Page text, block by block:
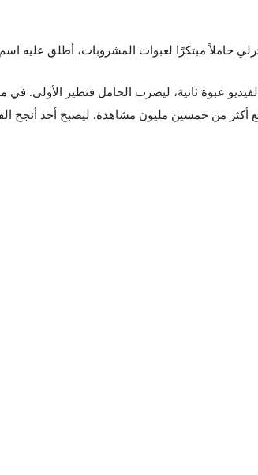
حاملاً مبتكرًا لعبوات المشروبات، أطلق عليه اسم
عبوة ثانية، ليضرب الحامل فتطير الأولى. في
أكثر من خمسين مليون مشاهدة. ليصبح أحد أنجح